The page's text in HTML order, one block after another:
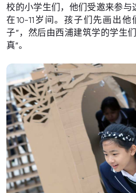
校的小学生们，他们受邀来参与
在10-11岁间。孩子们先画出
子”，然后由西浦建筑学的学生
真”。